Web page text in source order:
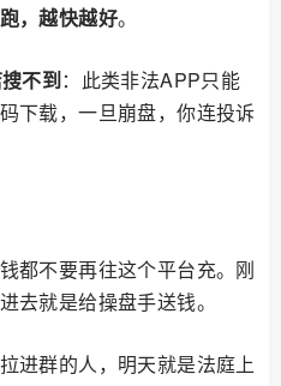
，越快越好。
不到：此类非法APP只能
下载，一旦崩盘，你连投诉
都不要再往这个平台充。刚
去就是给操盘手送钱。
进群的人，明天就是法庭上